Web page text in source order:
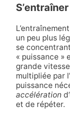
un peu plus
se
« puissance »
grande
multipliée par
puissance
accélération
et de répéter.